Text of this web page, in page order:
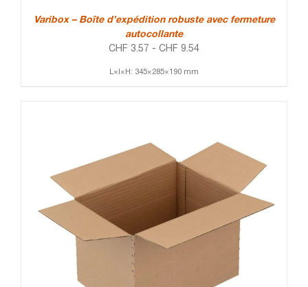
Varibox – Boîte d’expédition robuste avec fermeture
autocollante
CHF 3.57 - CHF 9.54
L×l×H: 345×285×190 mm